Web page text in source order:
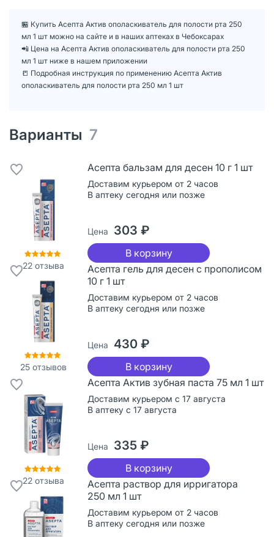
🏪 Купить Асепта Актив ополаскиватель для полости рта 250
мл 1 шт можно на сайте и в наших аптеках в Чебоксарах
📲 Цена на Асепта Актив ополаскиватель для полости рта 250
мл 1 шт ниже в нашем приложении
📒 Подробная инструкция по применению Асепта Актив
ополаскиватель для полости рта 250 мл 1 шт
Варианты 7
22 отзыва
Асепта бальзам для десен 10 г 1 шт
Доставим курьером от 2 часов
В аптеку сегодня или позже
Цена 303 ₽
В корзину
25 отзывов
Асепта гель для десен с прополисом
10 г 1 шт
Доставим курьером от 2 часов
В аптеку сегодня или позже
Цена 430 ₽
В корзину
22 отзыва
Асепта Актив зубная паста 75 мл 1 шт
Доставим курьером с 17 августа
В аптеку с 17 августа
Цена 335 ₽
В корзину
Асепта раствор для ирригатора
250 мл 1 шт
Доставим курьером от 2 часов
В аптеку сегодня или позже